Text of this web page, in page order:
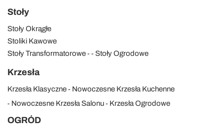
Stoły
Stoły Okrągłe
Stoliki Kawowe
Stoły Transformatorowe
Stoły Ogrodowe
Krzesła
Krzesła Klasyczne
Nowoczesne Krzesła Kuchenne
Nowoczesne Krzesła Salonu
Krzesła Ogrodowe
OGRÓD